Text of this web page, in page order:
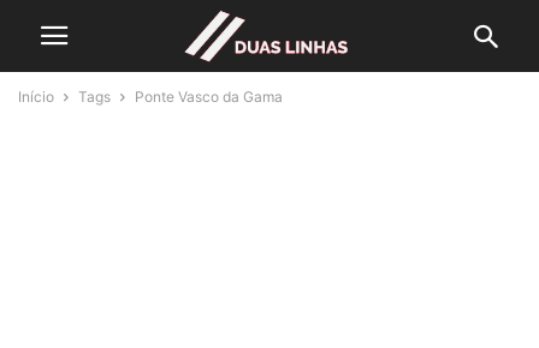
Início Tags Ponte Vasco da Gama